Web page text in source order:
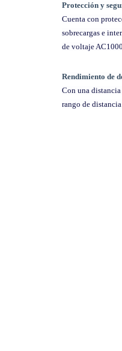
Protección y
Cuenta con
sobrecargas e
de voltaje
Rendimiento de
Con una
rango de